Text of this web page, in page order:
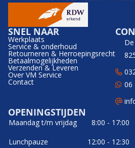
SNEL NAAR
Werkplaats
Service & onderhoud
Retourneren & Herroepingsrecht
Betaalmogelijkheden
Verzenden & Leveren
Over VM Service
Contact
06
OPENINGSTIJDEN
Maandag t/m vrijdag
8:00 - 17:00
Lunchpauze
12:00 - 12:30